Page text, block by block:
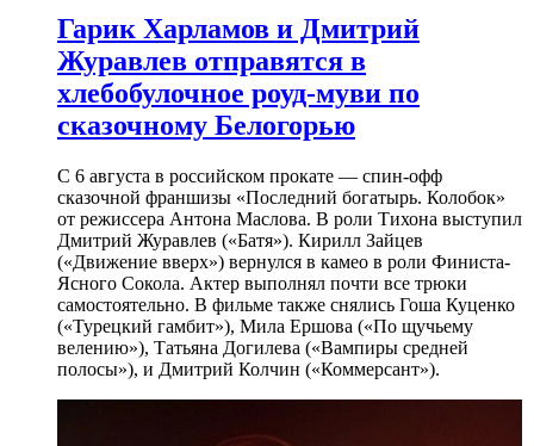
Гарик Харламов и Дмитрий
Журавлев отправятся в
хлебобулочное роуд-муви по
сказочному Белогорью
С 6 августа в российском прокате — спин-офф
сказочной франшизы «Последний богатырь. Колобок»
от режиссера Антона Маслова. В роли Тихона выступил
Дмитрий Журавлев («Батя»). Кирилл Зайцев
(«Движение вверх») вернулся в камео в роли Финиста-
Ясного Сокола. Актер выполнял почти все трюки
самостоятельно. В фильме также снялись Гоша Куценко
(«Турецкий гамбит»), Мила Ершова («По щучьему
велению»), Татьяна Догилева («Вампиры средней
полосы»), и Дмитрий Колчин («Коммерсант»).